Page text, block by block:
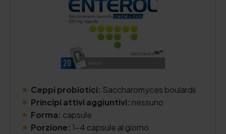
Ceppi probiotici: Saccharomyces boulardii
Principi attivi aggiuntivi: nessuno
Forma: capsule
Porzione: 1-4 capsule al giorno